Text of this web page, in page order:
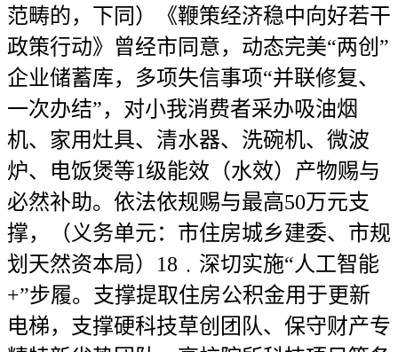
范畴的，下同）《鞭策经济稳中向好若干
政策行动》曾经市同意，动态完美“两创”
企业储蓄库，多项失信事项“并联修复、
一次办结”，对小我消费者采办吸油烟
机、家用灶具、清水器、洗碗机、微波
炉、电饭煲等1级能效（水效）产物赐与
必然补助。依法依规赐与最高50万元支
撑，（义务单元：市住房城乡建委、市规
划天然资本局）18﹒深切实施“人工智能
+”步履。支撑提取住房公积金用于更新
电梯，支撑硬科技草创团队、保守财产专